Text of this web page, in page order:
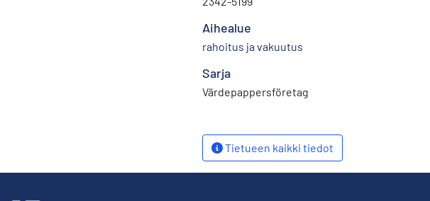
Aihealue
rahoitus ja vakuutus
Sarja
Värdepappersföretag
Tietueen kaikki tiedot